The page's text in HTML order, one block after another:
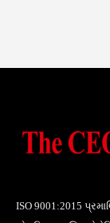
ISO 9001:2015